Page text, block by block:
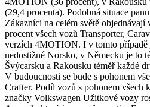
(29,4 procenta). Podobná situace
Zákazníci na celém světě objednávají
procent všech vozů Transporter,
verzích 4MOTION. I v tomto případě
nedostižné Norsko, v Německu je to
Švýcarsku a Rakousku téměř každé
V budoucnosti se bude s pohonem
Crafter. Podíl vozů s pohonem
značky Volkswagen Užitkové vozy